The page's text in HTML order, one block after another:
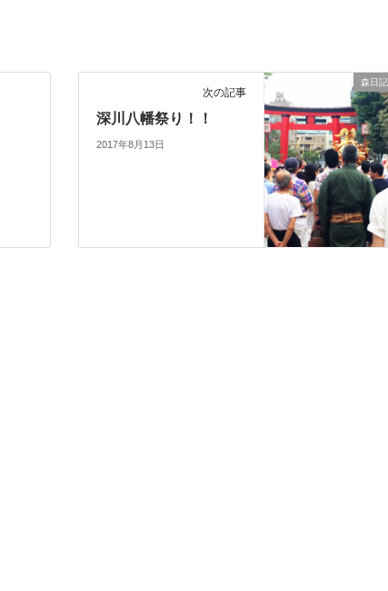
森日記
次の記事
深川八幡祭り！！
2017年8月13日